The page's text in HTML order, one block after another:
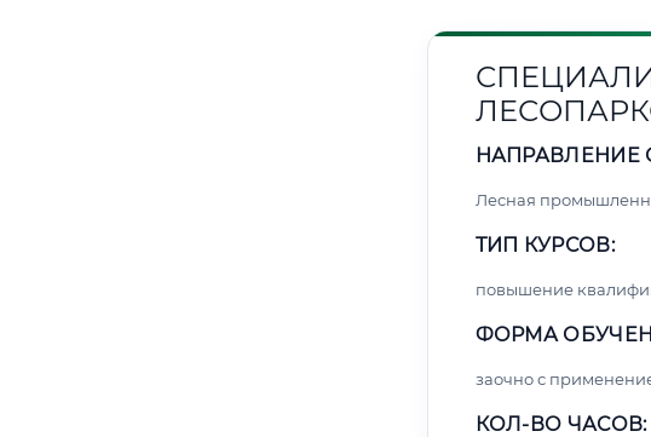
НАПРАВЛЕНИЕ
Лесная
ТИП КУРСОВ:
повышение
ФОРМА
заочно с
КОЛ-ВО ЧАСОВ: